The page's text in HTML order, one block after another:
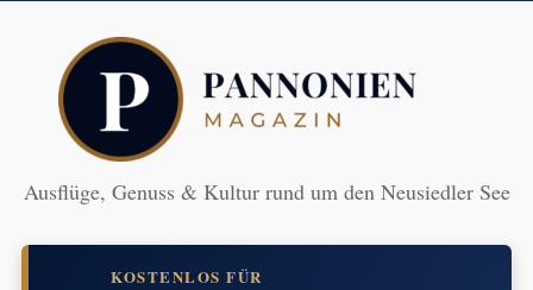
Ausflüge, Genuss & Kultur rund um den Neusiedler See
KOSTENLOS FÜR